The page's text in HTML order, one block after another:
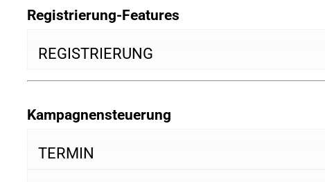
Registrierung-Features
REGISTRIERUNG
Kampagnensteuerung
TERMIN